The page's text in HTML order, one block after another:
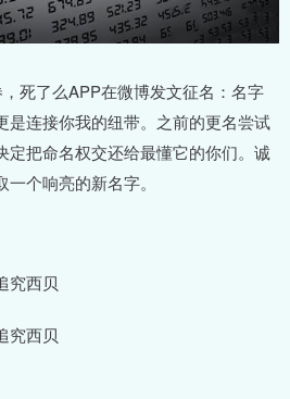
死了么APP在微博发文征名：名字
是连接你我的纽带。之前的更名尝试
定把命名权交还给最懂它的你们。诚
个响亮的新名字。
究西贝
究西贝